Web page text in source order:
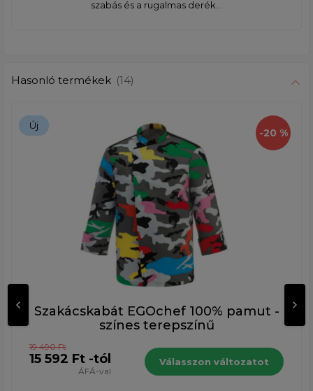
szabás és a rugalmas derék...
Hasonló termékek (14)
-20 %
Új
Szakácskabát EGOchef 100% pamut -
színes terepszínű
19 490 Ft
15 592 Ft -tól
ÁFÁ-val
Válasszon változatot